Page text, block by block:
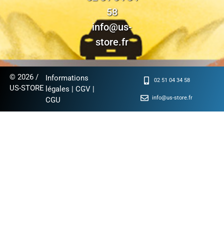
58
info@us-
store.fr
© 2026 /
US-STORE
Informations
légales |CGV
CGU
02 51 04 34 58
info@us-store.fr